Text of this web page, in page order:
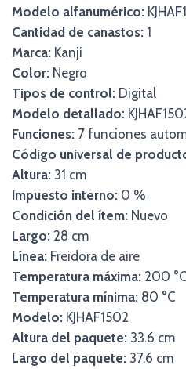
Modelo alfanumérico:
Cantidad de canastos: 1
Marca: Kanji
Color: Negro
Tipos de control: Digital
Modelo detallado:
Funciones: 7 funciones
Código universal de
Altura: 31 cm
Impuesto interno: 0 %
Condición del ítem: Nuevo
Largo: 28 cm
Línea: Freidora de aire
Temperatura máxima: 200 °C
Temperatura mínima: 80 °C
Modelo: KJHAF1502
Altura del paquete: 33.6 cm
Largo del paquete: 37.6 cm